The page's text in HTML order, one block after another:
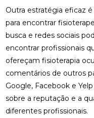
Outra estratégia eficaz é
para encontrar
busca e redes sociais
encontrar profissionais
ofereçam fisioterapia
comentários de outros
Google, Facebook e
sobre a reputação e a
diferentes profissionais.
FISIOTERAPIA PARA LABIRINTO: COMO TRATAR E
PREVENIR
FISIOTERAPIA PARA LABIRINTO: COMO TRATAR E
PREVENIR
FISIOTERAPIA PARA LABIRINTO: SAIBA COMO O
TRATAMENTO
BEM-ESTAR